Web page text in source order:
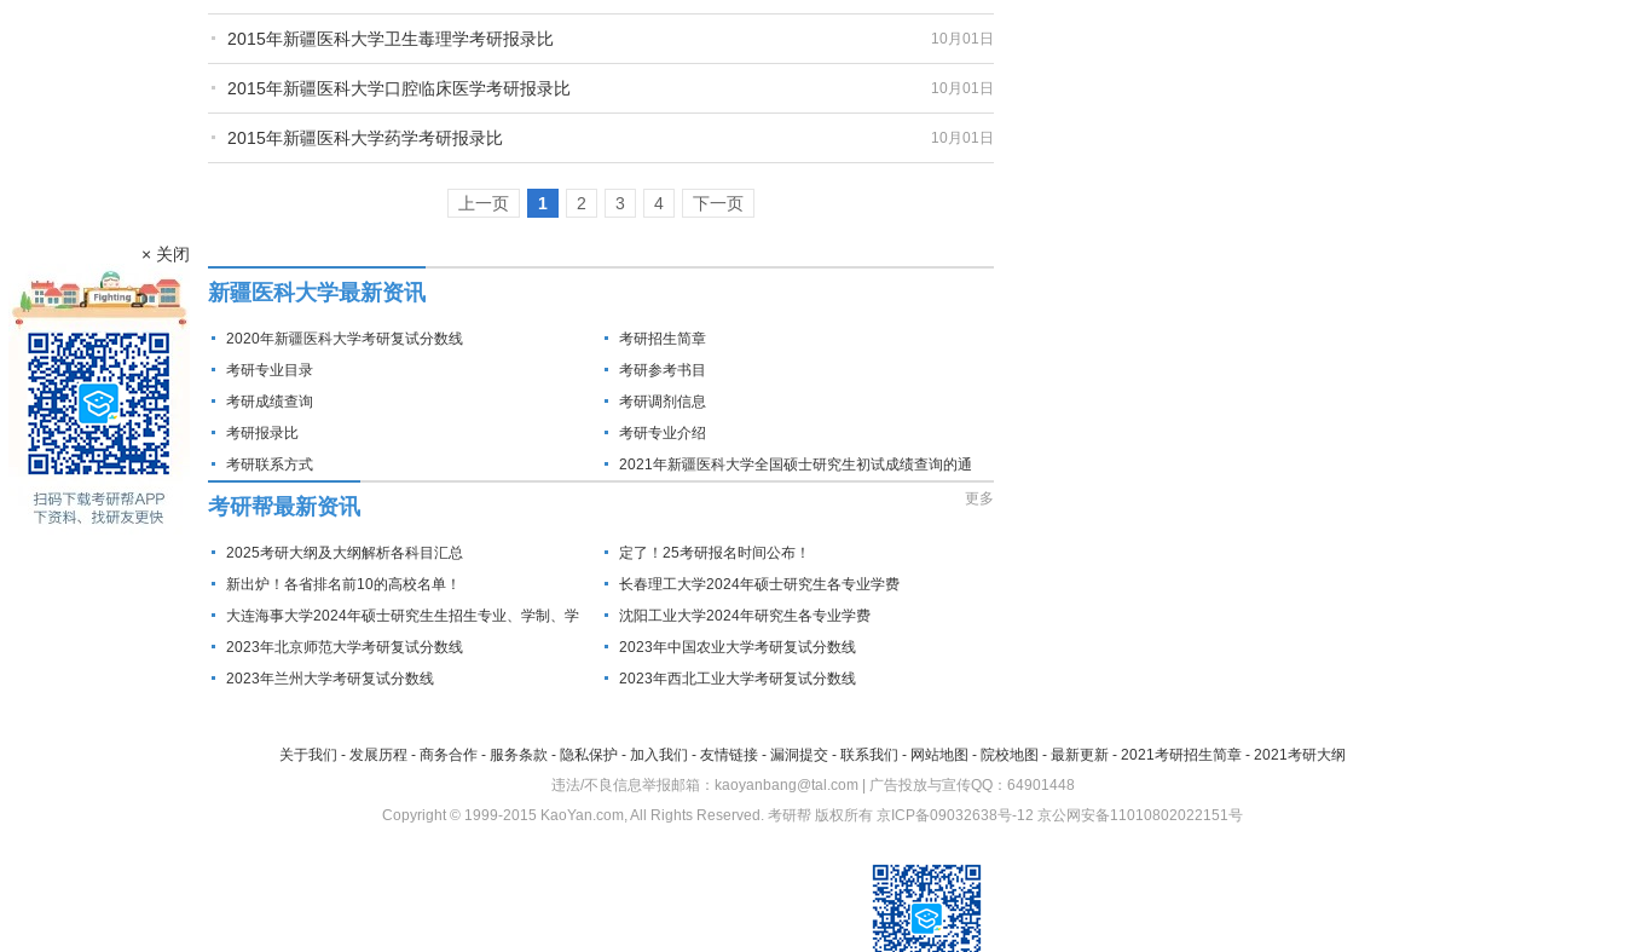
10月01日
2015年新疆医科大学卫生毒理学考研报录比
10月01日
2015年新疆医科大学口腔临床医学考研报录比
10月01日
2015年新疆医科大学药学考研报录比
上一页 1 2 3 4 下一页
新疆医科大学最新资讯
2020年新疆医科大学考研复试分数线
考研招生简章
考研专业目录
考研参考书目
考研成绩查询
考研调剂信息
考研报录比
考研专业介绍
考研联系方式
2021年新疆医科大学全国硕士研究生初试成绩查询的通
考研帮最新资讯 更多
2025考研大纲及大纲解析各科目汇总
定了！25考研报名时间公布！
新出炉！各省排名前10的高校名单！
长春理工大学2024年硕士研究生各专业学费
大连海事大学2024年硕士研究生生招生专业、学制、学
费标准及拟招生人数
沈阳工业大学2024年研究生各专业学费
2023年北京师范大学考研复试分数线
2023年中国农业大学考研复试分数线
2023年兰州大学考研复试分数线
2023年西北工业大学考研复试分数线
关于我们 - 发展历程 - 商务合作 - 服务条款 - 隐私保护 - 加入我们 - 友情链接 - 漏洞提交 - 联系我们 - 网站地图 - 院校地图 - 最新更新 - 2021考研招生简章 - 2021考研大纲
违法/不良信息举报邮箱：kaoyanbang@tal.com | 广告投放与宣传QQ：64901448
Copyright © 1999-2015 KaoYan.com, All Rights Reserved. 考研帮 版权所有 京ICP备09032638号-12 京公网安备11010802022151号
× 关闭